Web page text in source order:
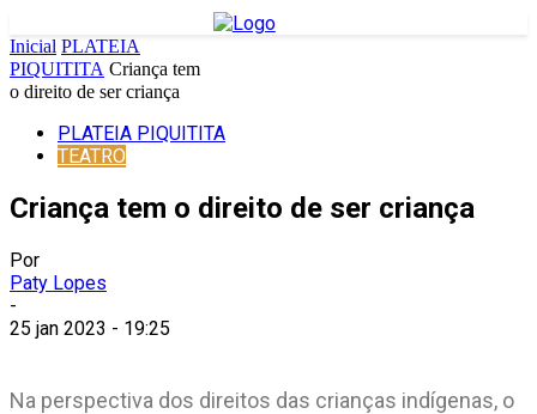
Inicial PLATEIA
PIQUITITA Criança tem
o direito de ser criança
PLATEIA PIQUITITA
TEATRO
Criança tem o direito de ser criança
Por
Paty Lopes
-
25 jan 2023 - 19:25
Na perspectiva dos direitos das crianças indígenas, o